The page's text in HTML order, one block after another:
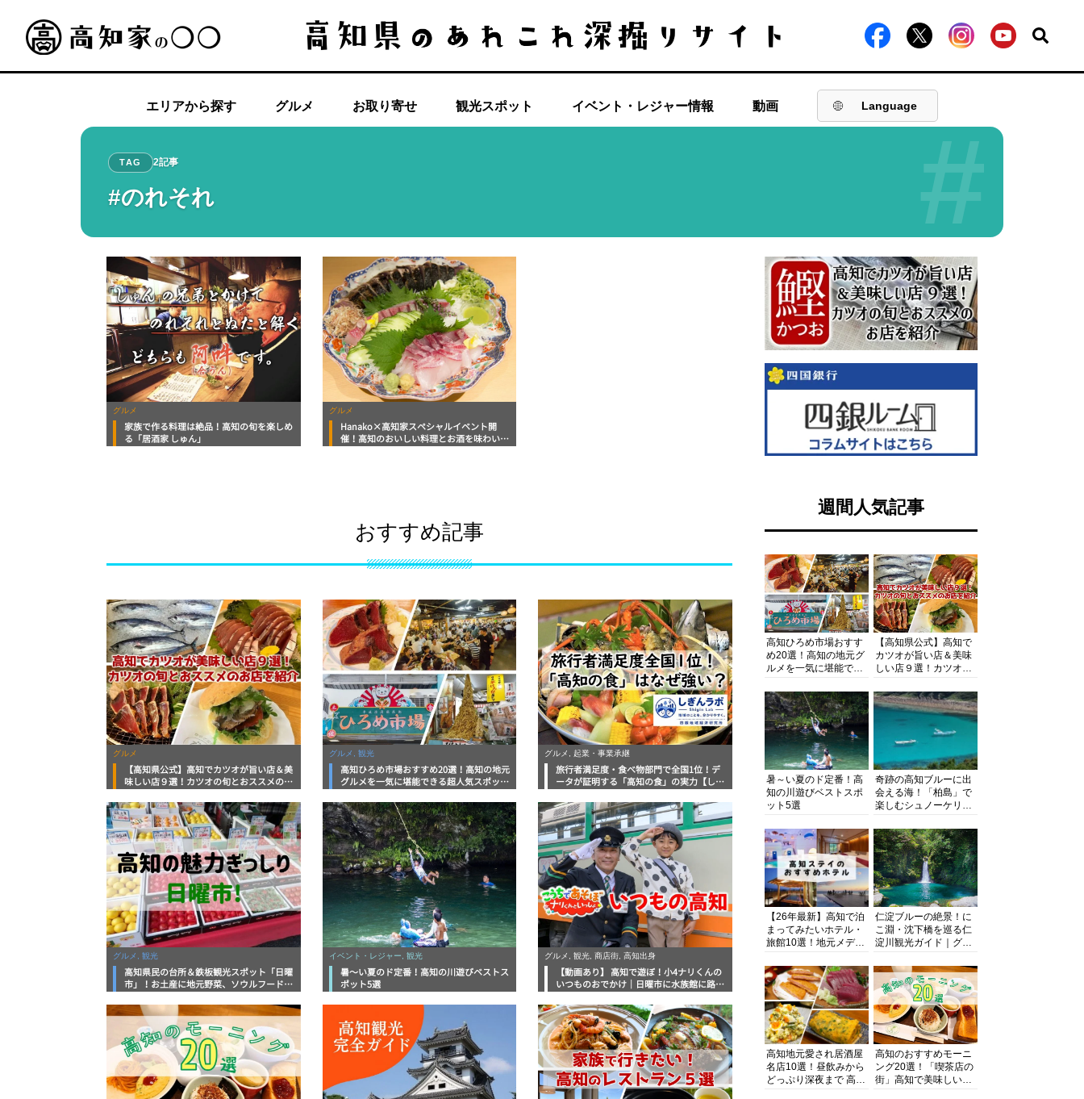
エリアから探す グルメ お取り寄せ 観光スポット イベント・レジャー情報 動画 Language
#
TAG 2記事
#のれそれ
グルメ
家族で作る料理は絶品！高知の旬を楽しめ
る「居酒家 しゅん」
グルメ
Hanako×高知家スペシャルイベント開
催！高知のおいしい料理とお酒を味わい尽
おすすめ記事
グルメ
【高知県公式】高知でカツオが旨い店＆美
味しい店９選！カツオの旬とおススメのお
グルメ, 観光
高知ひろめ市場おすすめ20選！高知の地元
グルメを一気に堪能できる超人気スポット
グルメ, 起業・事業承継
旅行者満足度・食べ物部門で全国1位！デ
ータが証明する「高知の食」の実力【しぎ
グルメ, 観光
高知県民の台所＆鉄板観光スポット「日曜
市」！お土産に地元野菜、ソウルフードま
底解説！
イベント・レジャー, 観光
暑～い夏のド定番！高知の川遊びベストス
ポット5選
グルメ, 観光, 商店街, 高知出身
【動画あり】 高知で遊ぼ！小4ナリくんの
いつものおでかけ｜日曜市に水族館に路面
週間人気記事
高知ひろめ市場おすす
め20選！高知の地元グ
ルメを一気に堪能でき
底解剖
【高知県公式】高知で
カツオが旨い店＆美味
しい店９選！カツオの
紹介
暑～い夏のド定番！高
知の川遊びベストスポ
ット5選
奇跡の高知ブルーに出
会える海！「柏島」で
楽しむシュノーケリン
浴にキャンプまで透明
度抜群の海の楽園を徹
底紹介
【26年最新】高知で泊
まってみたいホテル・
旅館10選！地元メディ
厳選
仁淀ブルーの絶景！に
こ淵・沈下橋を巡る仁
淀川観光ガイド｜グル
まで完全網羅！
高知地元愛され居酒屋
名店10選！昼飲みから
どっぷり深夜まで 高知
高知のおすすめモーニ
ング20選！「喫茶店の
街」高知で美味しい喫